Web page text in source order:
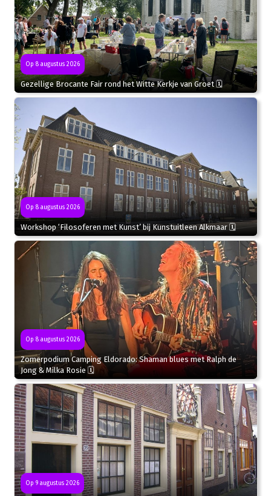
Op 8 augustus 2026
Gezellige Brocante Fair rond het Witte Kerkje van Groet 🗓
Op 8 augustus 2026
Workshop ‘Filosoferen met Kunst’ bij Kunstuitleen Alkmaar 🗓
Op 8 augustus 2026
Zomerpodium Camping Eldorado: Shaman blues met Ralph de
Jong & Milka Rosie 🗓
Op 9 augustus 2026